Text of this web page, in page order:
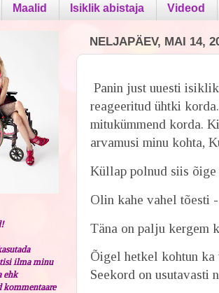
Maalid Isiklik abistaja Videod
NELJAPÄEV, MAI 14,
Panin just uuesti
reageeritud ühtki
mitukümmend korda.
arvamusi minu kohta,
Küllap polnud siis
Olin kahe vahel tõesti
Täna on palju kergem
Õigel hetkel kohtun
Seekord on usutavasti
ilma minu
ehk
kommentaare